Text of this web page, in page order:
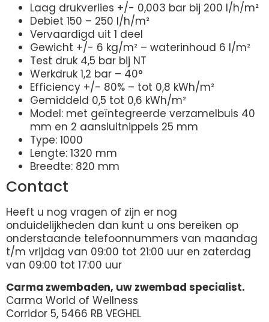
Laag drukverlies +/- 0,003 bar bij 200 l/h/m²
Debiet 150 – 250 l/h/m²
Vervaardigd uit 1 deel
Gewicht +/- 6 kg/m² – waterinhoud 6 l/m²
Test druk 4,5 bar bij NT
Werkdruk 1,2 bar – 40°
Efficiency +/- 80% – tot 0,8 kWh/m²
Gemiddeld 0,5 tot 0,6 kWh/m²
Model: met geïntegreerde verzamelbuis 40
mm en 2 aansluitnippels 25 mm
Type: 1000
Lengte: 1320 mm
Breedte: 820 mm
Contact
Heeft u nog vragen of zijn er nog
onduidelijkheden dan kunt u ons bereiken op
onderstaande telefoonnummers van maandag
t/m vrijdag van 09:00 tot 21:00 uur en zaterdag
van 09:00 tot 17:00 uur
Carma zwembaden, uw zwembad specialist.
Carma World of Wellness
Corridor 5, 5466 RB VEGHEL